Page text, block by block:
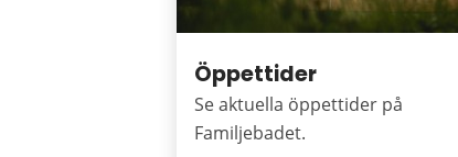
Öppettider
Se aktuella öppettider på
Familjebadet.